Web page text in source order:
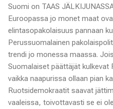
Suomi on TAAS
Euroopassa jo monet maat
elintasopakolaisuus pannaan
Perussuomalainen
trendi jo monessa maassa.
Suomalaiset päättäjät
vaikka naapurissa ollaan pian
Ruotsidemokraatit saavat
vaaleissa, toivottavasti se ei